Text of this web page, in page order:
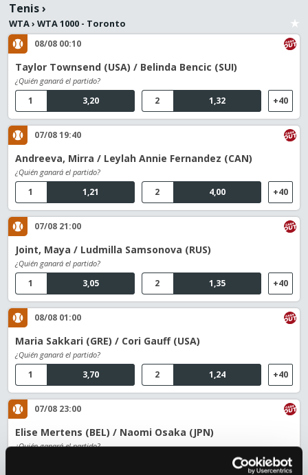
Tenis›
WTA› WTA 1000 - Toronto
08/08 00:10
Taylor Townsend (USA) / Belinda Bencic (SUI)
¿Quién ganará el partido?
3,20
1 1,32
2 +40
07/08 19:40
Andreeva, Mirra / Leylah Annie Fernandez (CAN)
¿Quién ganará el partido?
1,21
1 4,00
2 +40
07/08 21:00
Joint, Maya / Ludmilla Samsonova (RUS)
¿Quién ganará el partido?
3,05
1 1,35
2 +40
08/08 01:00
Maria Sakkari (GRE) / Cori Gauff (USA)
¿Quién ganará el partido?
3,70
1 1,24
2 +40
07/08 23:00
Elise Mertens (BEL) / Naomi Osaka (JPN)
¿Quién ganará el partido?
+39